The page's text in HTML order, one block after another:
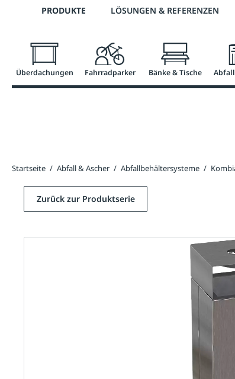
Zur Hauptnavigation springen
Telefon: 0800 / 100 49 02
PRODUKTE LÖSUNGEN & REFERENZEN
Überdachungen Fahrradparker Bänke & Tische
Startseite / Abfall & Ascher / Abfallbehältersysteme /
Zurück zur Produktserie